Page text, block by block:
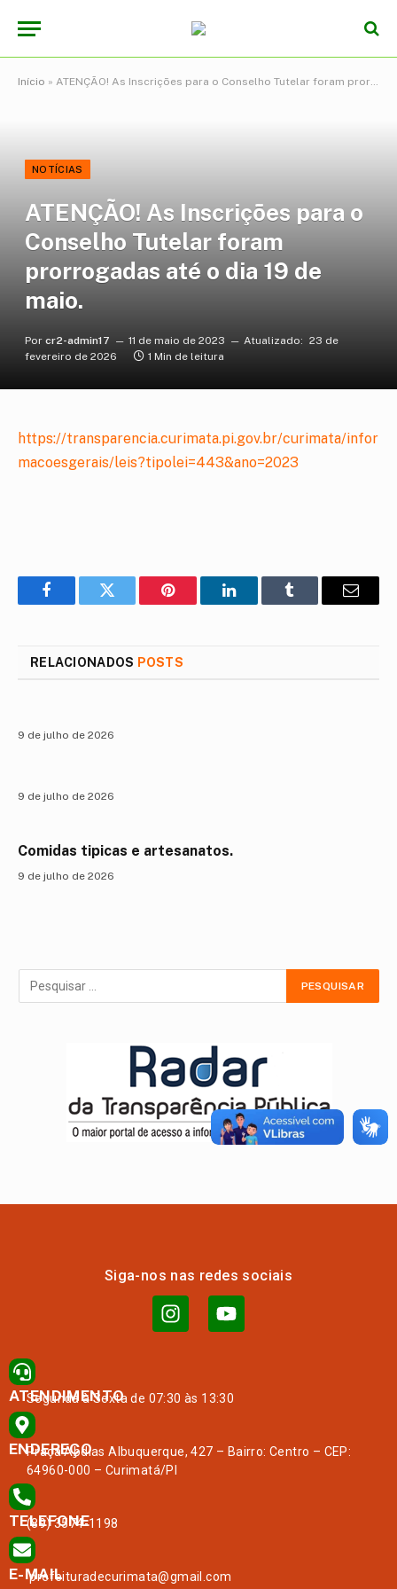
Início » ATENÇÃO! As Inscrições para o Conselho Tutelar foram prorrogadas até o dia 19 de maio.
NOTÍCIAS
ATENÇÃO! As Inscrições para o
Conselho Tutelar foram
prorrogadas até o dia 19 de
maio.
Por cr2-admin17 11 de maio de 2023 Atualizado: 23 de
fevereiro de 2026
1 Min de leitura
https://transparencia.curimata.pi.gov.br/curimata/infor
macoesgerais/leis?tipolei=443&ano=2023
FacebookTwitter Pinterest LinkedInTumblr
E-
RELACIONADOS POSTS
9 de julho de 2026
9 de julho de 2026
Comidas tipicas e artesanatos.
9 de julho de 2026
Siga-nos nas redes sociais
ATENDIMENTO
Segunda à Sexta de 07:30 às 13:30
ENDEREÇO
Praça Abdias Albuquerque, 427 – Bairro: Centro – CEP:
64960-000 – Curimatá/PI
TELEFONE
(89) 3574-1198
E-MAIL
prefeituradecurimata@gmail.com